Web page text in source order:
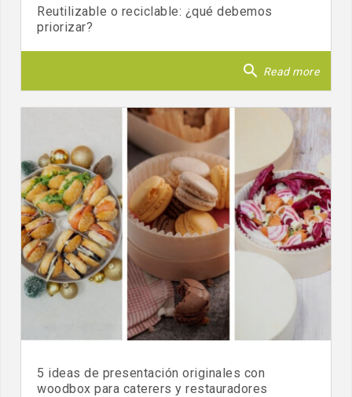
Reutilizable o reciclable: ¿qué debemos
priorizar?
search Read more
5 ideas de presentación originales con
woodbox para caterers y restauradores